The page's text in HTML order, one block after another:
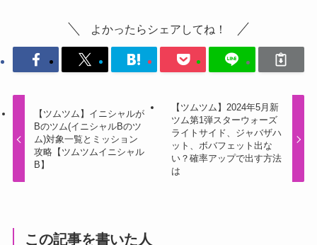
よかったらシェアしてね！
【ツムツム】イニシャルが
Bのツム(イニシャルBのツ
ム)対象一覧とミッション
攻略【ツムツムイニシャル
B】
【ツムツム】2024年5月新
ツム第1弾スターウォーズ
ライトサイド、ジャバザハ
ット、ボバフェット出な
い？確率アップで出す方法
は
この記事を書いた人